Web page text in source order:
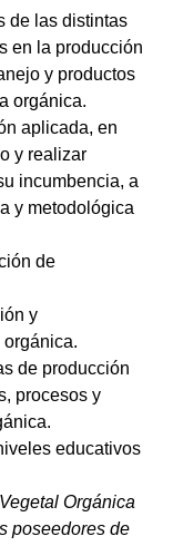
de las distintas
en la producción
y productos
orgánica.
aplicada, en
y realizar
incumbencia, a
y metodológica
de
y
de producción
procesos y
educativos
Orgánica
poseedores de